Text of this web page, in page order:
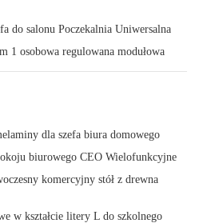
do salonu Poczekalnia Uniwersalna
1 osobowa regulowana modułowa
dla szefa biura domowego
biurowego CEO Wielofunkcyjne
komercyjny stół z drewna
w kształcie litery L do szkolnego